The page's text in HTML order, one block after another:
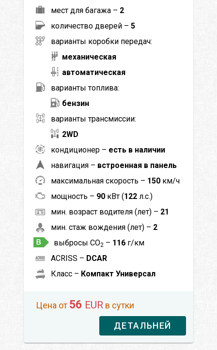
мест для багажа – 2
количество дверей – 5
варианты коробки передач:
механическая
автоматическая
варианты топлива:
бензин
варианты трансмиссии:
2WD
кондиционер – есть в наличии
навигация – встроенная в панель
максимальная скорость – 150 км/ч
мощность – 90 кВт (122 л.с.)
мин. возраст водителя (лет) – 21
мин. стаж вождения (лет) – 2
выбросы CO2 – 116 г/км
ACRISS – DCAR
Класс – Компакт Универсал
Цена от 56 EUR в сутки
ДЕТАЛЬНЕЙ